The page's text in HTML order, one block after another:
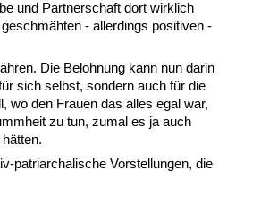
und Partnerschaft dort wirklich
- allerdings positiven -
Die Belohnung kann nun darin
sich selbst, sondern auch für die
wo den Frauen das alles egal war,
zu tun, zumal es ja auch
patriarchalische Vorstellungen, die